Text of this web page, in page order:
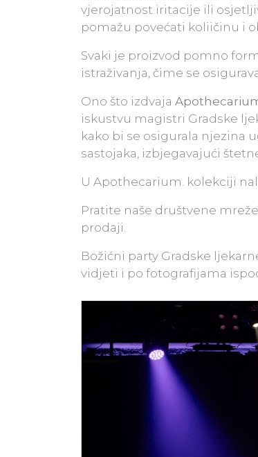
vjerojatnost iritacije ili
pomažu povećati koliičinu i
Svaki je proizvod pomno
istraživanja, čime se
Ono što izdvaja
iskustvu magistri Gradske
kako bi se osigurala njezina
sastojaka, izbjegavajući
U Apothecarium. kolekciji
Pratite naše društvene
prodaji.
Božićni party Gradske
vidjeti i po fotografijama